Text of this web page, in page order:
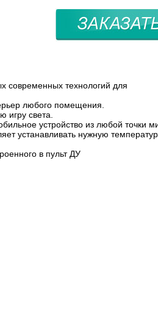
современных технологий для
любого помещения.
игру света.
устройство из любой точки
устанавливать нужную
в пульт ДУ